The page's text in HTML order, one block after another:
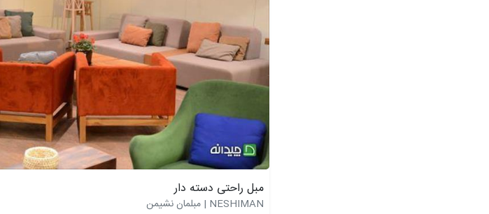
مبل راحتی دسته دار
NESHIMAN | مبلمان نشیمن